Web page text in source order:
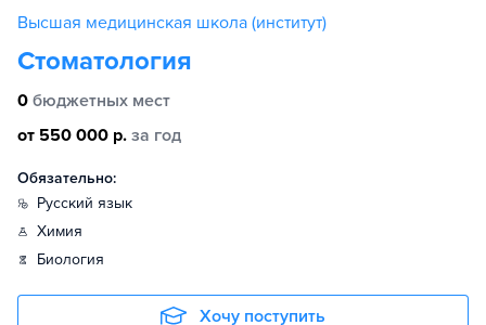
Высшая медицинская школа (институт)
Стоматология
0 бюджетных мест
от 550 000 р. за год
Обязательно:
русский язык
химия
биология
Хочу поступить